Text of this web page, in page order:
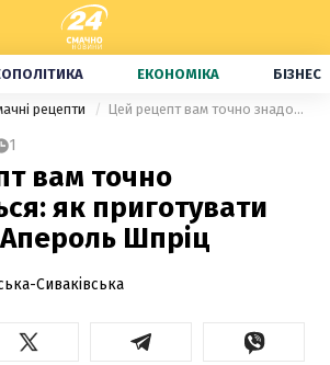
ЕКОНОМІКА БІЗНЕС
рецепти Цей рецепт вам точно знадобиться: як приготувати коктейль Апероль Шпріц
1
вам точно
як приготувати
Шпріц
Сиваківська